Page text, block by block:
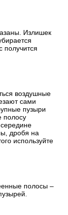
Излишек
получится
воздушные
сами
пузыри
полосу
дробя на
используйте
полосы –